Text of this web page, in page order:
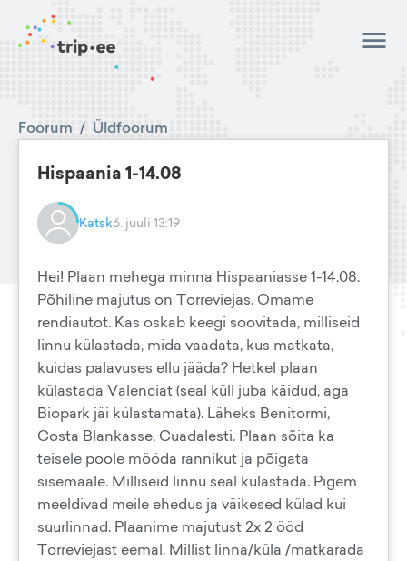
Foorum / Üldfoorum
Hispaania 1-14.08
Katsk6. juuli 13:19
Hei! Plaan mehega minna Hispaaniasse 1-14.08.
Põhiline majutus on Torreviejas. Omame
rendiautot. Kas oskab keegi soovitada, milliseid
linnu külastada, mida vaadata, kus matkata,
kuidas palavuses ellu jääda? Hetkel plaan
külastada Valenciat (seal küll juba käidud, aga
Biopark jäi külastamata). Läheks Benitormi,
Costa Blankasse, Cuadalesti. Plaan sõita ka
teisele poole mööda rannikut ja põigata
sisemaale. Milliseid linnu seal külastada. Pigem
meeldivad meile ehedus ja väikesed külad kui
suurlinnad. Plaanime majutust 2x 2 ööd
Torreviejast eemal. Millist linna/küla /matkarada